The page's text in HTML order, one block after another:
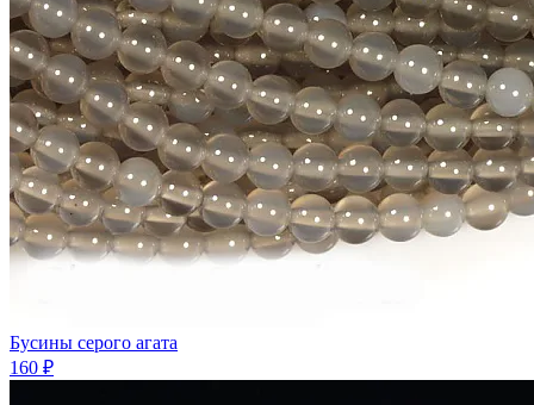
Бусины серого агата
160 ₽